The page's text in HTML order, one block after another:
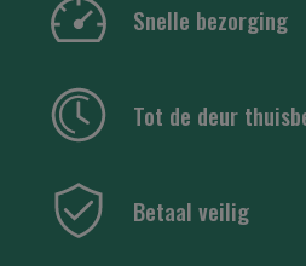
Snelle bezorging
Tot de deur
Betaal veilig